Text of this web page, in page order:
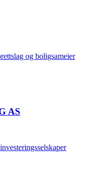
og boligsameier
AS